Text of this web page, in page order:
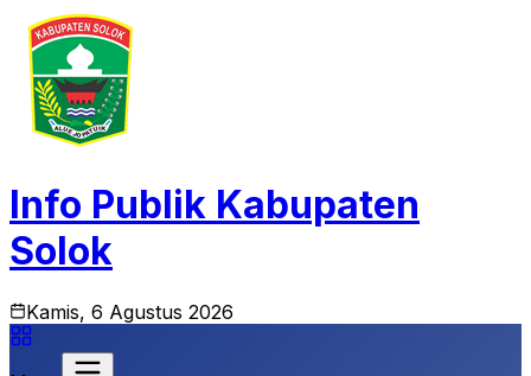
Info Publik Kabupaten
Solok
Kamis, 6 Agustus 2026